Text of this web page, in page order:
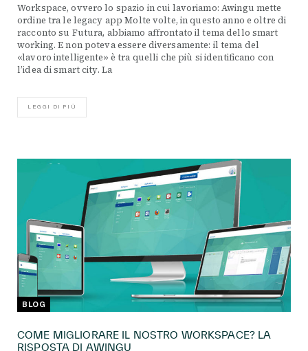
Workspace, ovvero lo spazio in cui lavoriamo: Awingu mette
ordine tra le legacy app Molte volte, in questo anno e oltre di
racconto su Futura, abbiamo affrontato il tema dello smart
working. E non poteva essere diversamente: il tema del
«lavoro intelligente» è tra quelli che più si identificano con
l’idea di smart city. La
LEGGI DI PIÙ
BLOG
COME MIGLIORARE IL NOSTRO WORKSPACE? LA
RISPOSTA DI AWINGU